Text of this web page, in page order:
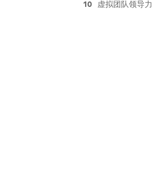
10 虚拟团队领导力